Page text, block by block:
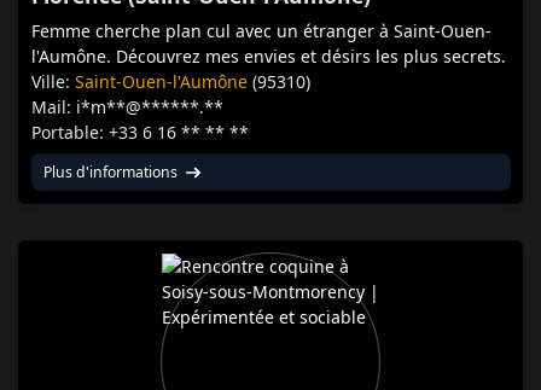
Femme cherche plan cul avec un étranger à Saint-Ouen-
l'Aumône. Découvrez mes envies et désirs les plus secrets.
Ville: Saint-Ouen-l'Aumône (95310)
Mail: i*m**@******.**
Portable: +33 6 16 ** ** **
Plus d'informations